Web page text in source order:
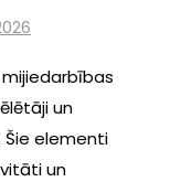
un
Šie elementi
un